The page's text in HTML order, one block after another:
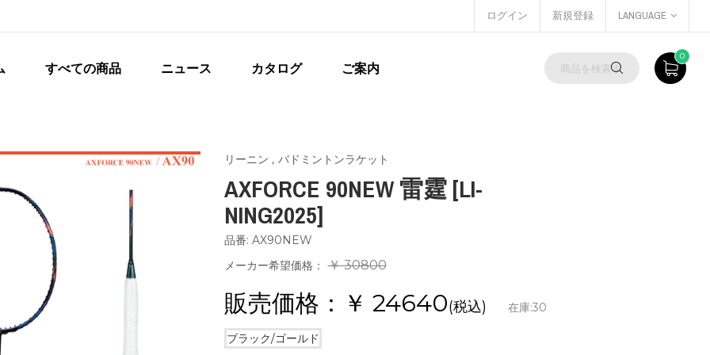
ログイン 新規登録 LANGUAGE
すべての商品 ニュース カタログ ご案内
0
リーニン , バドミントンラケット
AXFORCE 90NEW 雷霆 [LI-
NING2025]
品番: AX90NEW
メーカー希望価格： ￥ 30800
販売価格：￥ 24640(税込) 在庫:30
ブラック/ゴールド